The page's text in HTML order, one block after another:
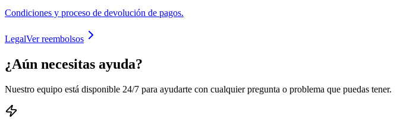
Condiciones y proceso de devolución de pagos.
LegalVer reembolsos
¿Aún necesitas ayuda?
Nuestro equipo está disponible 24/7 para ayudarte con cualquier pregunta o problema que puedas tener.